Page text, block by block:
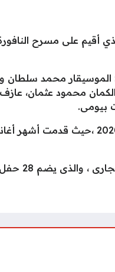
الثقافة المصرية يوم الأحد 1-11-2020،الدورة الـ29 من مهرجان الموسيقى العربية
المهمة مثل: الموسيقار محمد
محمود عثمان،
بيومى.
وقد أحيت المطربة نادية مصطفي فقرة غنائية في نهاية اليوم الأول من أيام المرجان الموسيقى
هذا وتتواصل ليالى مهرجان الموسيقى العربية